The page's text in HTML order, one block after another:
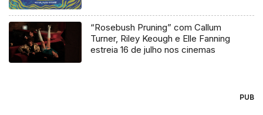
“Rosebush Pruning” com Callum
Turner, Riley Keough e Elle Fanning
estreia 16 de julho nos cinemas
PUB